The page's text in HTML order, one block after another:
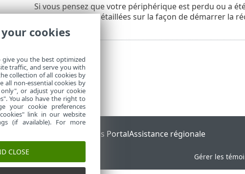
Si vous pensez que votre périphérique est perdu ou a
des instructions détaillées sur la façon de démarrer la
ESET Status PortalAssistance régionale
réservés. Gérer les
cookies
you the best optimized
traffic, and serve you with
collection of all cookies by
all non-essential cookies by
only", or adjust your cookie
You also have the right to
your cookie preferences
link in our website
(if available). For more
CLOSE